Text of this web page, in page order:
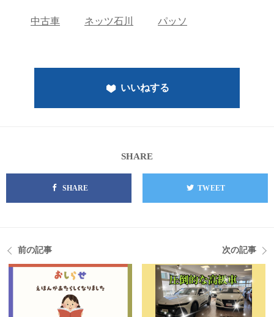
中古車 ネッツ石川 パッソ
いいねする
SHARE
SHARE TWEET
前の記事 次の記事